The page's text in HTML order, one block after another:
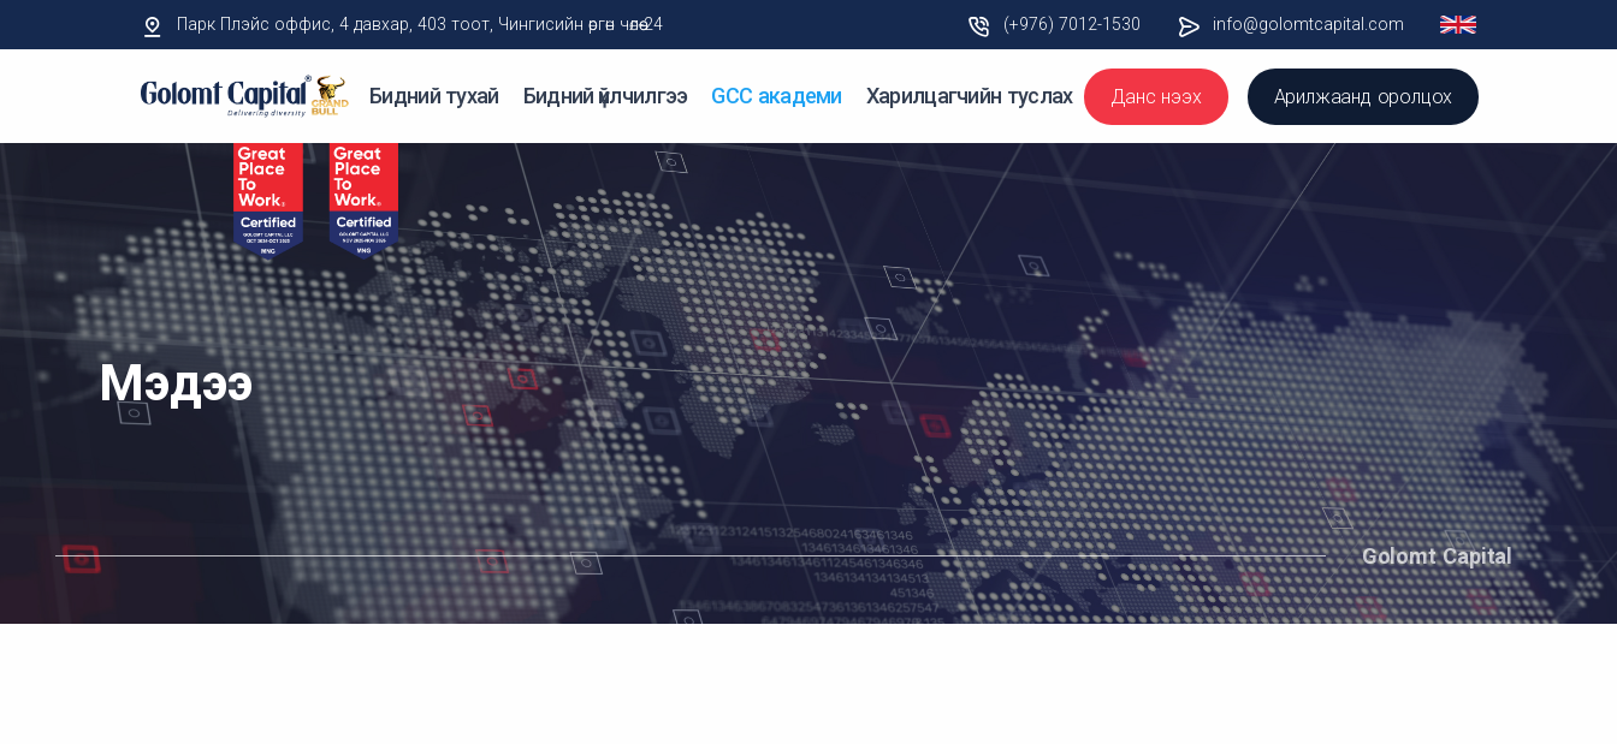
Парк Плэйс оффис, 4 давхар, 403 тоот, Чингисийн өргөн чөлөө-24 (+976) 7012-1530 info@golomtcapital.com
Бидний тухай Бидний үйлчилгээ GCC академи Харилцагчийн туслах Данс нээх Арилжаанд оролцох
Golomt Capital
Мэдээ